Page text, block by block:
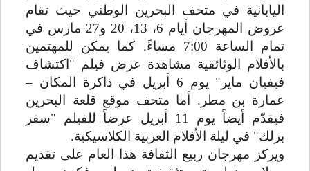
اليابانية في متحف البحرين الوطني حيث تقام
عروض المهرجان أيام 6، 13، 20 و27 مارس في
تمام الساعة 7:00 مساءً. كما يمكن للمهتمين
بالأفلام الوثائقية مشاهدة عرض فيلم "اكتشاف
فيفيان ماير" يوم 6 أبريل في ذاكرة المكان –
عمارة بن مطر. أما متحف موقع قلعة البحرين
فيقدّم أيضاً يوم 11 أبريل عرضاً للفيلم "سفر
برلك" في ليلة الأفلام العربية الكلاسيكية.
ويركز مهرجان ربيع الثقافة هذا العام على تقديم